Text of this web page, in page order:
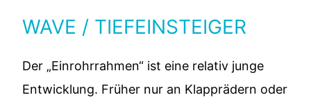
WAVE / TIEFEINSTEIGER
Der „Einrohrrahmen“ ist eine relativ junge
Entwicklung. Früher nur an Klapprädern oder